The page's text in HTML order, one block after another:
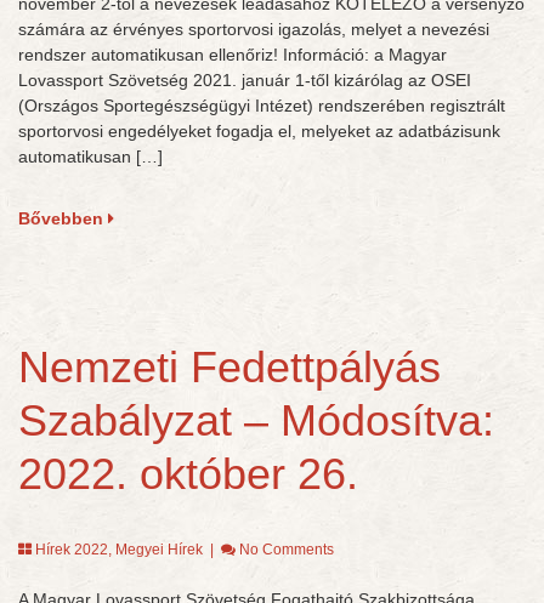
számára az érvényes sportorvosi igazolás, melyet a nevezési
rendszer automatikusan ellenőriz! Információ: a Magyar
Lovassport Szövetség 2021. január 1-től kizárólag az OSEI
(Országos Sportegészségügyi Intézet) rendszerében regisztrált
sportorvosi engedélyeket fogadja el, melyeket az adatbázisunk
automatikusan […]
Bővebben
Nemzeti Fedettpályás
Szabályzat – Módosítva:
2022. október 26.
Hírek 2022, Megyei Hírek No Comments